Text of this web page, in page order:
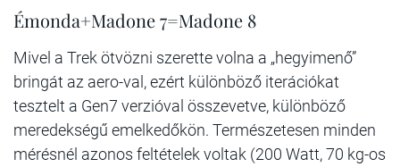
Émonda+Madone 7=Madone 8
Mivel a Trek ötvözni szerette volna a „hegyimenő”
bringát az aero-val, ezért különböző iterációkat
tesztelt a Gen7 verzióval összevetve, különböző
meredekségű emelkedőkön. Természetesen minden
mérésnél azonos feltételek voltak (200 Watt, 70 kg-os